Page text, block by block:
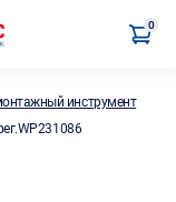
0
инструмент